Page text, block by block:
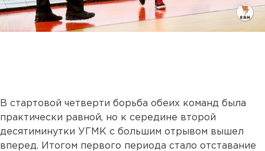
В стартовой четверти борьба обеих команд была
практически равной, но к середине второй
десятиминутки УГМК с большим отрывом вышел
вперед. Итогом первого периода стало отставание